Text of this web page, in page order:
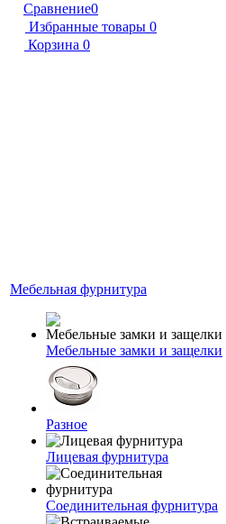
Сравнение0
Избранные товары 0
Корзина 0
Мебельная фурнитура
Мебельные замки и защелки
Разное
Лицевая фурнитура
Соединительная фурнитура